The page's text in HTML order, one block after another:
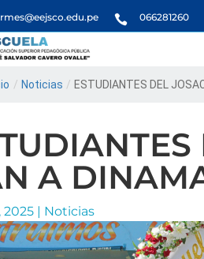
 066281260
/ Noticias / ESTUDIANTES DEL
A
2025 | Noticias